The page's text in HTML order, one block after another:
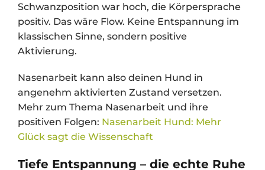
Schwanzposition war hoch, die Körpersprache
positiv. Das wäre Flow. Keine Entspannung im
klassischen Sinne, sondern positive
Aktivierung.
Nasenarbeit kann also deinen Hund in
angenehm aktivierten Zustand versetzen.
Mehr zum Thema Nasenarbeit und ihre
positiven Folgen: Nasenarbeit Hund: Mehr
Glück sagt die Wissenschaft
Tiefe Entspannung – die echte Ruhe